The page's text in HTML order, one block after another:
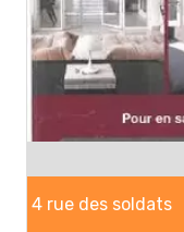
4 rue des soldats